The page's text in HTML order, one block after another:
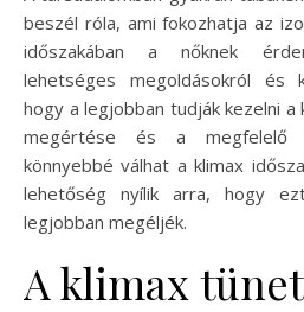
beszél róla, ami fokozhatja az
időszakában a nőknek
lehetséges megoldásokról és
hogy a legjobban tudják kezelni a
megértése és a megfelelő
könnyebbé válhat a klimax
lehetőség nyílik arra, hogy
legjobban megéljék.
A klimax